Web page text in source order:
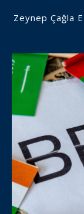
Zeynep Çağla